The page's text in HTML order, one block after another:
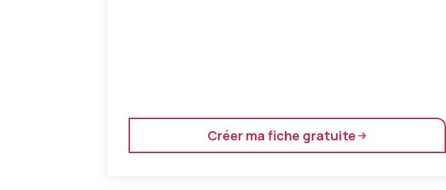
Créer ma fiche gratuite